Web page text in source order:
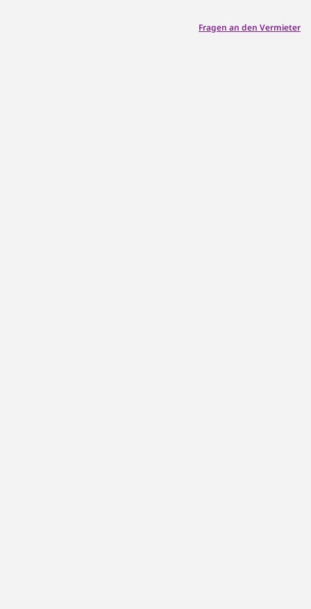
Fragen an den Vermieter